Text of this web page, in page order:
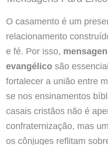
O casamento é um
relacionamento
e fé. Por isso,
evangélicosão
fortalecer a união entre
se nos ensinamentos
casais cristãos não é
confraternização, mas
os cônjuges reflitam